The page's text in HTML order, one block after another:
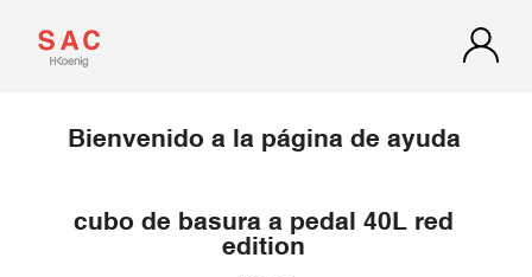
Bienvenido a la página de ayuda
cubo de basura a pedal 40L red
edition